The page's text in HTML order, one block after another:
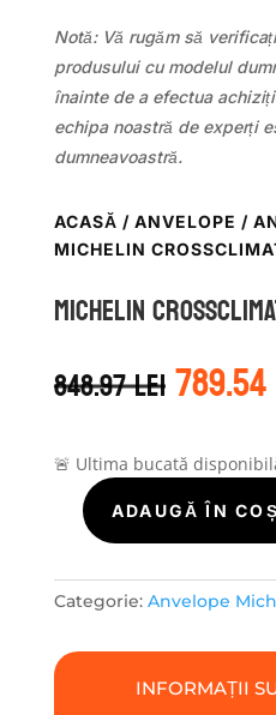
Notă: Vă rugăm să
produsului cu modelul
înainte de a efectua
echipa noastră de experți
dumneavoastră.
ACASĂ / ANVELOPE /
MICHELIN
Michelin
848.97leiPrețul
inițial
fost:
789.54
🚨 Ultima bucată
Cantitate
Michelin
CROSSCLIMATE
2
98Y
ADAUGĂ ÎN COȘ
Categorie: Anvelope
INFORMAȚII